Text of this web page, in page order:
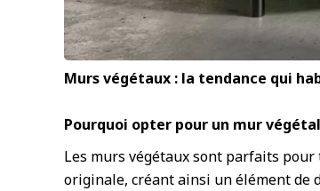
Murs végétaux : la tendance qui
Pourquoi opter pour un mur
Les murs végétaux sont parfaits
originale, créant ainsi un élément de